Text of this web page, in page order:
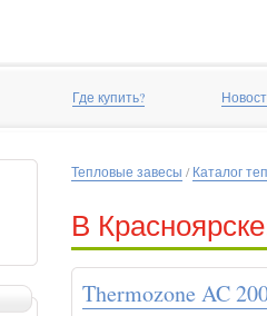
Где купить?
Тепловые завесы /Каталог
В
Thermozone AC